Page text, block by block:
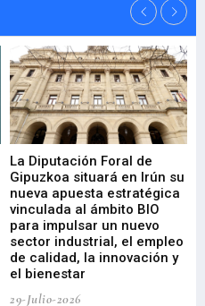
La Diputación Foral de
Gipuzkoa situará en Irún su
nueva apuesta estratégica
vinculada al ámbito BIO
para impulsar un nuevo
sector industrial, el empleo
de calidad, la innovación y
el bienestar
29-Julio-2026